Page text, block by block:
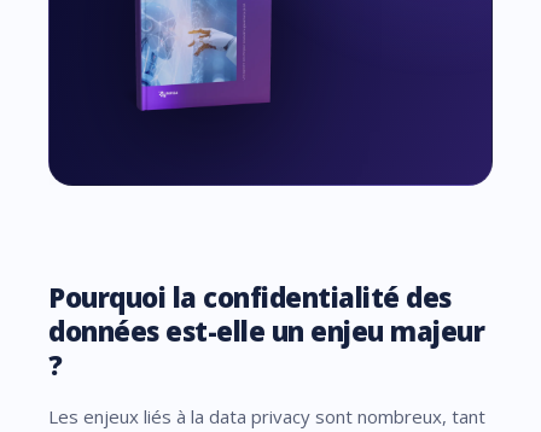
Pourquoi la confidentialité des
données est-elle un enjeu majeur
?
Les enjeux liés à la data privacy sont nombreux, tant